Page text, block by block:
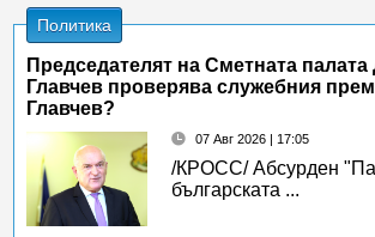
Политика
Председателят на Сметната
Главчев проверява служебния
Главчев?
07 Авг 2026 | 17:05
/КРОСС/ Абсурден
българската ...